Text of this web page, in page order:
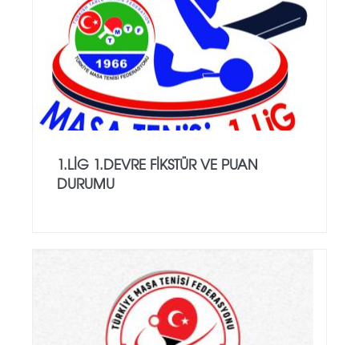
1.LİG 1.DEVRE FİKSTÜR VE PUAN
DURUMU